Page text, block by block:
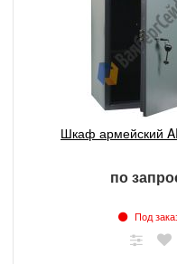
Шкаф армейский
по
Под